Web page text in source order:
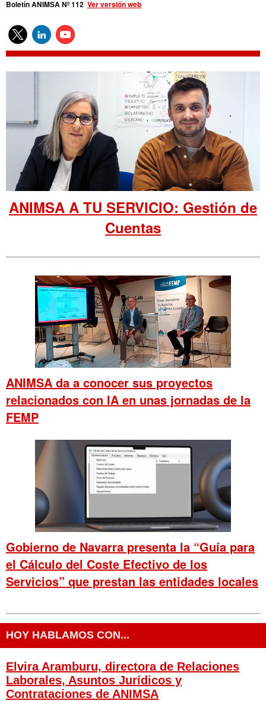
Boletín ANIMSA Nº 112 Ver versión web
ANIMSA A TU SERVICIO: Gestión de
Cuentas
ANIMSA da a conocer sus proyectos
relacionados con IA en unas jornadas de la
FEMP
Gobierno de Navarra presenta la “Guía para
el Cálculo del Coste Efectivo de los
Servicios” que prestan las entidades locales
HOY HABLAMOS CON...
Elvira Aramburu, directora de Relaciones
Laborales, Asuntos Jurídicos y
Contrataciones de ANIMSA